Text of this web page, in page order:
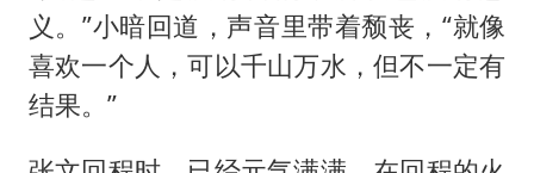
义。”小暗回道，声音里带着颓丧，“就像
喜欢一个人，可以千山万水，但不一定有
结果。”